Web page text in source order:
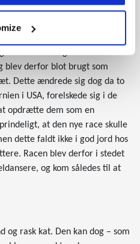
at flere af deres killinger så
fyldigere pels, end siameseren
derfor blot brugt som
Dette ændrede sig dog da to
i USA, forelskede sig i de
opdrætte dem som en
at den nye race skulle
dette faldt ikke i god jord hos
Racen blev derfor i stedet
og kom således til at
og rask kat. Den kan dog – som